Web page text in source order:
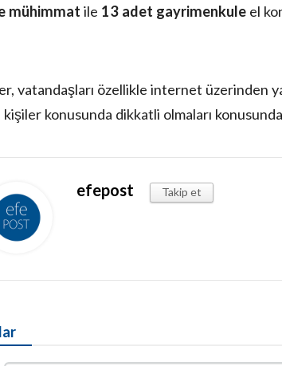
mühimmat ile 13 adet gayrimenkule el
vatandaşları özellikle internet üzerinden
kişiler konusunda dikkatli olmaları
efepost Takip et